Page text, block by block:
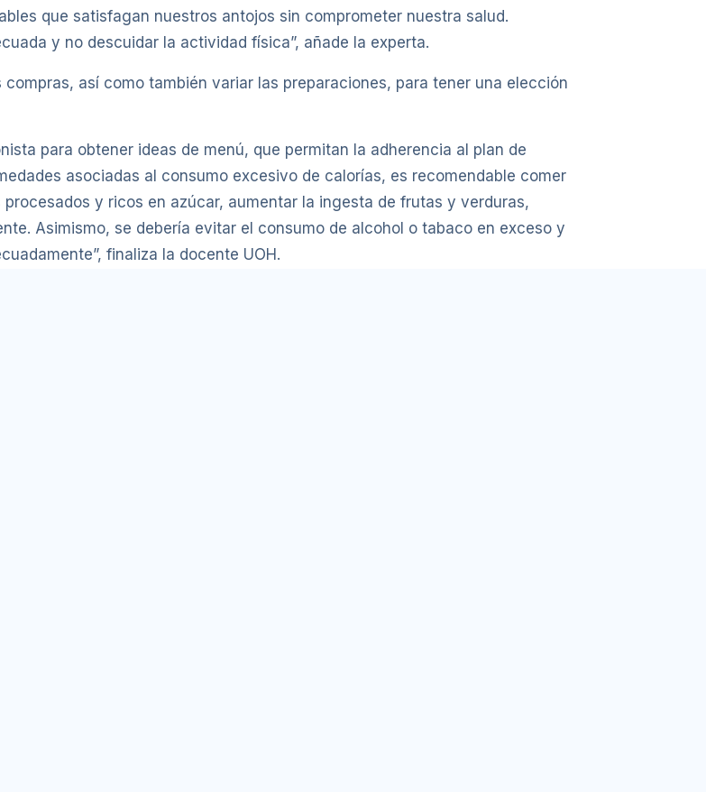
que satisfagan nuestros antojos sin comprometer nuestra salud.
y no descuidar la actividad física”, añade la experta.
así como también variar las preparaciones, para tener una elección
para obtener ideas de menú, que permitan la adherencia al plan de
asociadas al consumo excesivo de calorías, es recomendable comer
y ricos en azúcar, aumentar la ingesta de frutas y verduras,
Asimismo, se debería evitar el consumo de alcohol o tabaco en exceso y
finaliza la docente UOH.